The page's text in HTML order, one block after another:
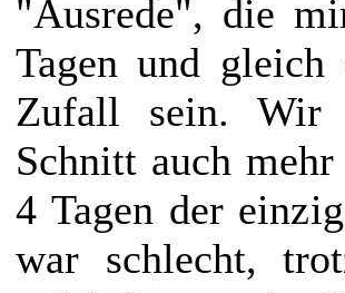
"Ausrede", die
Tagen und gleich
Zufall sein. Wir
Schnitt auch
4 Tagen der
war schlecht,